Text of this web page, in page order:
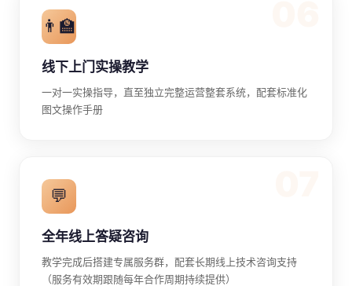
👨‍🏫
线下上门实操教学
一对一实操指导，直至独立完整运营整套系统，配套标准化
图文操作手册
💬
全年线上答疑咨询
教学完成后搭建专属服务群，配套长期线上技术咨询支持
（服务有效期跟随每年合作周期持续提供）